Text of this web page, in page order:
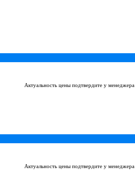
Актуальность цены подтвердите у менеджера
Актуальность цены подтвердите у менеджера